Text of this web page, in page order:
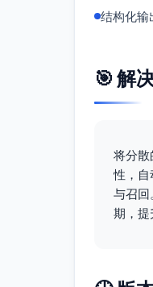
结构化输
🎯 解
将分散
性，自
与召回
期，提